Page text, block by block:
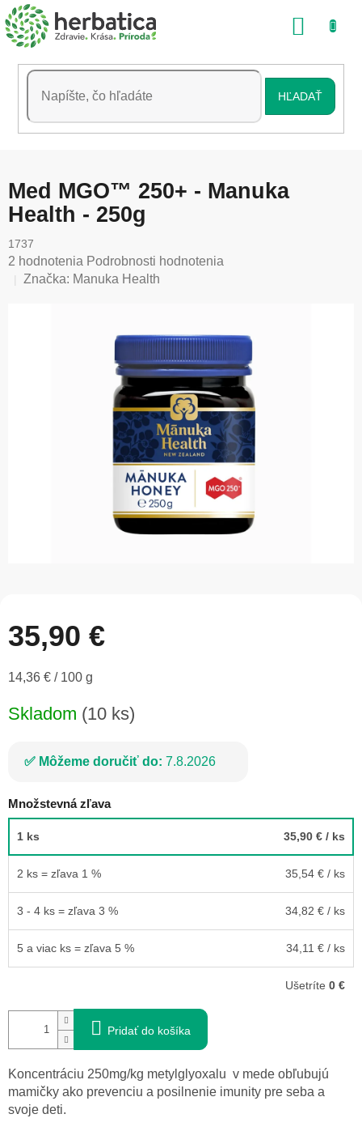
Prejsť
na
obsah
HĽADAŤ
Med MGO™ 250+ - Manuka
Health - 250g
1737
Priemerné
hodnotenie
2 hodnotenia Podrobnosti hodnotenia
Značka: Manuka Health
35,90 €
Jednotková
14,36 € / 100 g
Skladom (10 ks)
Môžeme doručiť do: 7.8.2026
Množstevná zľava
1 ks 35,90 € / ks
2 ks = zľava 1 % 35,54 € / ks
3 - 4 ks = zľava 3 % 34,82 € / ks
5 a viac ks = zľava 5 % 34,11 € / ks
Ušetríte 0 €
Pridať do košíka
Koncentráciu 250mg/kg metylglyoxalu v mede obľubujú
mamičky ako prevenciu a posilnenie imunity pre seba a
svoje deti.